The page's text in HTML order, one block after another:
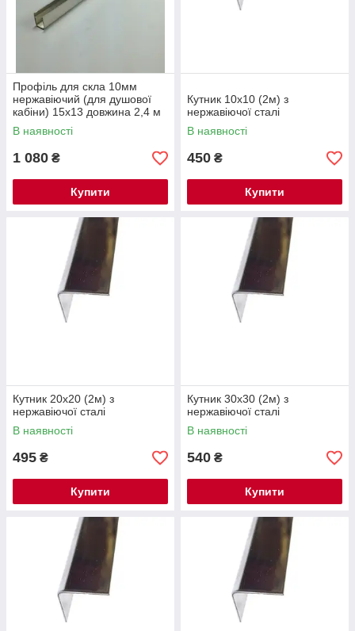
Профіль для скла 10мм
нержавіючий (для душової
кабіни) 15х13 довжина 2,4 м
В наявності
1 080 ₴
Купити
Кутник 10х10 (2м) з
нержавіючої сталі
В наявності
450 ₴
Купити
Кутник 20х20 (2м) з
нержавіючої сталі
В наявності
495 ₴
Купити
Кутник 30х30 (2м) з
нержавіючої сталі
В наявності
540 ₴
Купити